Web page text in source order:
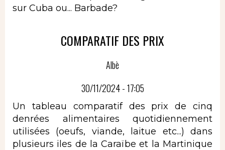
sur Cuba ou... Barbade?
COMPARATIF DES PRIX
Albè
30/11/2024 - 17:05
Un tableau comparatif des prix de cinq
denrées alimentaires quotidiennement
utilisées (oeufs, viande, laitue etc...) dans
plusieurs iles de la Caraïbe et la Martinique